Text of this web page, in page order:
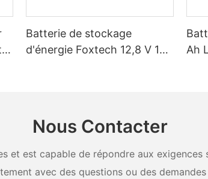
Batterie de stockage
d'énergie Foxtech 12,8 V 100
Ah
Nous Contacter
et est capable de répondre aux
avec des questions ou des